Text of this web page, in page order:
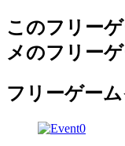
このフリー
メのフリー
フリーゲー